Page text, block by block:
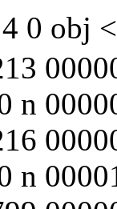
0 obj
n
n